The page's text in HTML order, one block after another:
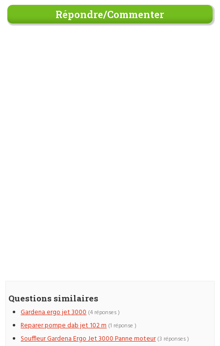
Répondre/Commenter
Questions similaires
Gardena ergo jet 3000 (4 réponses )
Reparer pompe dab jet 102 m (1 réponse )
Souffleur Gardena Ergo Jet 3000 Panne moteur (3 réponses )